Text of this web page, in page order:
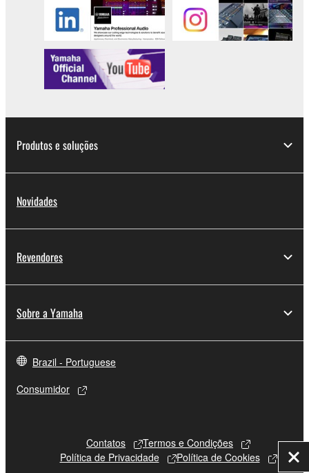
Produtos e soluções
Novidades
Revendores
Sobre a Yamaha
Brazil - Portuguese
Consumidor
Contatos
Termos e Condições
Política de Privacidade
Política de Cookies